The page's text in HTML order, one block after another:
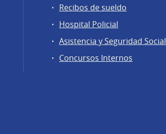
Recibos de sueldo
Hospital Policial
Asistencia y Seguridad Social
Concursos Internos